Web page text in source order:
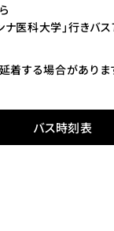
ナ医科大学」行き
する場合がありま
バス時刻表